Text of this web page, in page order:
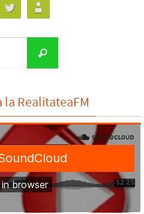
Search
RealitateaFM